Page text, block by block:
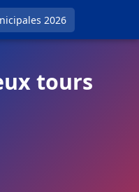
2026
tours